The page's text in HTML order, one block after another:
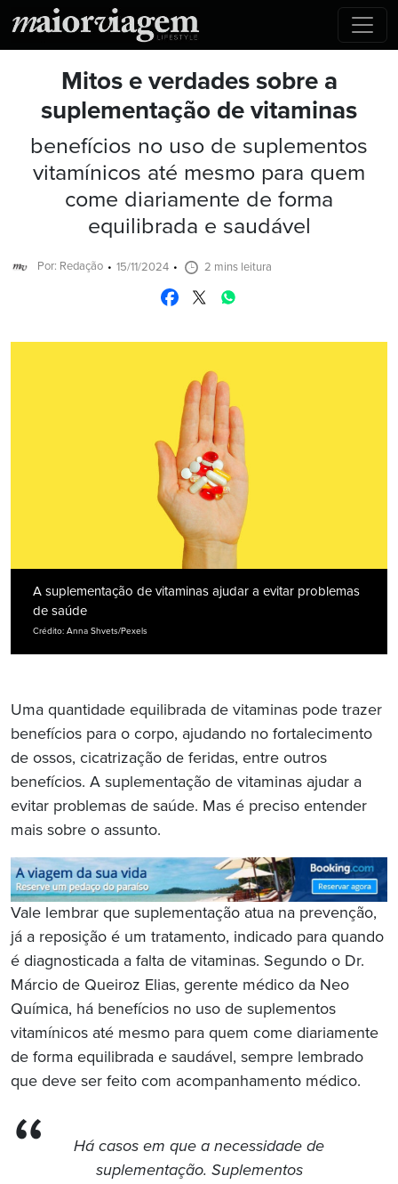
Mitos e verdades sobre a
suplementação de vitaminas
benefícios no uso de suplementos
vitamínicos até mesmo para quem
come diariamente de forma
equilibrada e saudável
Por: Redação 15/11/2024 2 mins leitura
A suplementação de vitaminas ajudar a evitar problemas
de saúde
Crédito: Anna Shvets/Pexels
Uma quantidade equilibrada de vitaminas pode trazer
benefícios para o corpo, ajudando no fortalecimento
de ossos, cicatrização de feridas, entre outros
benefícios. A suplementação de vitaminas ajudar a
evitar problemas de saúde. Mas é preciso entender
mais sobre o assunto.
Vale lembrar que suplementação atua na prevenção,
já a reposição é um tratamento, indicado para quando
é diagnosticada a falta de vitaminas. Segundo o Dr.
Márcio de Queiroz Elias, gerente médico da Neo
Química, há benefícios no uso de suplementos
vitamínicos até mesmo para quem come diariamente
de forma equilibrada e saudável, sempre lembrado
que deve ser feito com acompanhamento médico.
Há casos em que a necessidade de
suplementação. Suplementos